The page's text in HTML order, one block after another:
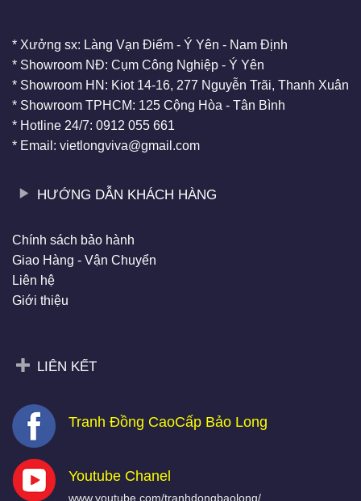
* Xưởng sx: Làng Vạn Điểm - Ý Yên - Nam Định
* Showroom NĐ: Cụm Công Nghiệp - Ý Yên
* Showroom HN: Kiot 14-16, 277 Nguyễn Trãi, Thanh Xuân
* Showroom TPHCM: 125 Cộng Hòa - Tân Bình
* Hotline 24/7: 0912 055 661
* Email: vietlongviva@gmail.com
HƯỚNG DẪN KHÁCH HÀNG
Chính sách bảo hành
Giao Hàng - Vận Chuyển
Liên hệ
Giới thiệu
LIÊN KẾT
Tranh Đồng CaoCấp Bảo Long
Youtube Chanel
www.youtube.com/tranhdongbaolong/